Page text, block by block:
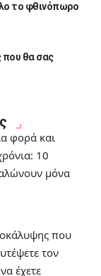
το φθινόπωρο
που θα σας
φορά και
10
μόνα
που
τον
έχετε